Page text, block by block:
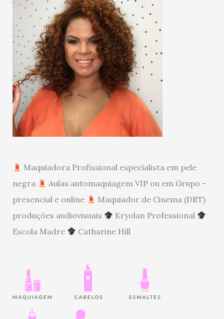
Maquiadora Profissional especialista em pele
negra
Aulas automaquiagem VIP ou em Grupo -
presencial e online
Maquiador de Cinema (DRT)
produções audiovisuais
Kryolan Professional
Escola Madre
Catharine Hill